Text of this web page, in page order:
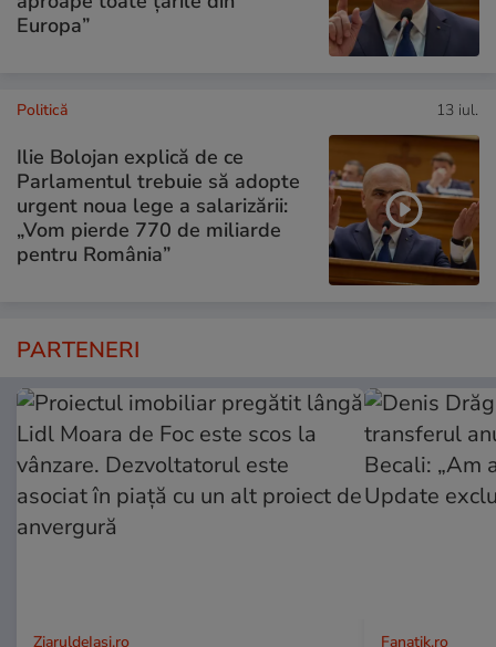
Europa”
Politică 13 iul.
Ilie Bolojan explică de ce
Parlamentul trebuie să adopte
urgent noua lege a salarizării:
„Vom pierde 770 de miliarde
pentru România”
PARTENERI
ZiaruldeIasi.ro Fanatik.ro